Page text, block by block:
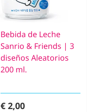
Bebida de Leche
Sanrio & Friends | 3
diseños Aleatorios
200 ml.
€ 2,00